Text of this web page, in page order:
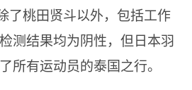
了桃田贤斗以外，包括工作
测结果均为阴性，但日本羽
所有运动员的泰国之行。